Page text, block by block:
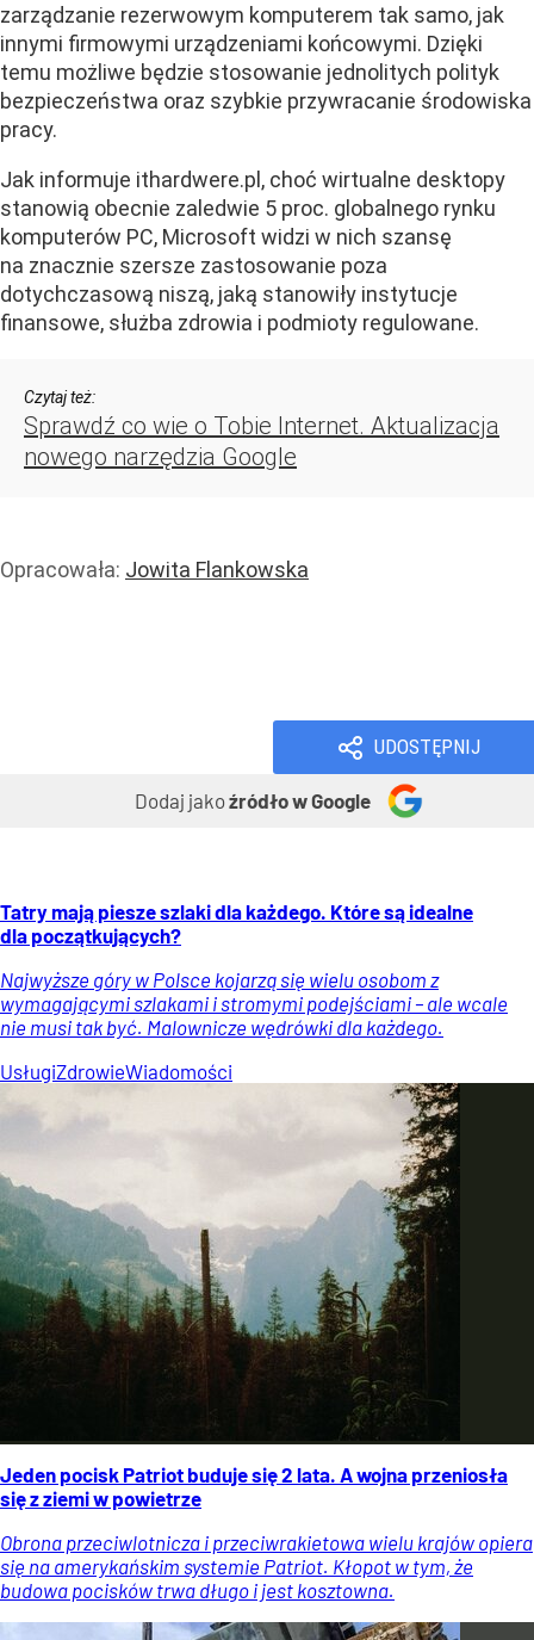
zarządzanie rezerwowym komputerem tak samo, jak
innymi firmowymi urządzeniami końcowymi. Dzięki
temu możliwe będzie stosowanie jednolitych polityk
bezpieczeństwa oraz szybkie przywracanie środowiska
pracy.
Jak informuje ithardwere.pl, choć wirtualne desktopy
stanowią obecnie zaledwie 5 proc. globalnego rynku
komputerów PC, Microsoft widzi w nich szansę
na znacznie szersze zastosowanie poza
dotychczasową niszą, jaką stanowiły instytucje
finansowe, służba zdrowia i podmioty regulowane.
Czytaj też:
Sprawdź co wie o Tobie Internet. Aktualizacja
nowego narzędzia Google
Opracowała: Jowita Flankowska
UDOSTĘPNIJ
Dodaj jakoźródło w Google
Tatry mają piesze szlaki dla każdego. Które są idealne
dla początkujących?
Najwyższe góry w Polsce kojarzą się wielu osobom z
wymagającymi szlakami i stromymi podejściami – ale wcale
nie musi tak być. Malownicze wędrówki dla każdego.
UsługiZdrowieWiadomości
Jeden pocisk Patriot buduje się 2 lata. A wojna przeniosła
się z ziemi w powietrze
Obrona przeciwlotnicza i przeciwrakietowa wielu krajów opiera
się na amerykańskim systemie Patriot. Kłopot w tym, że
budowa pocisków trwa długo i jest kosztowna.